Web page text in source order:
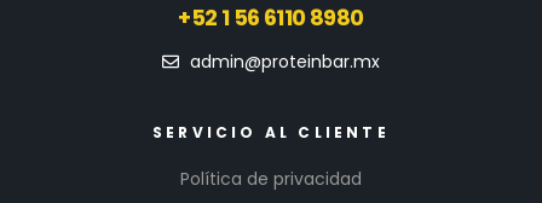
+52 1 56 6110 8980
admin@proteinbar.mx
SERVICIO AL CLIENTE
Política de privacidad